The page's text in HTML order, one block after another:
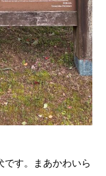
です。まあかわいら